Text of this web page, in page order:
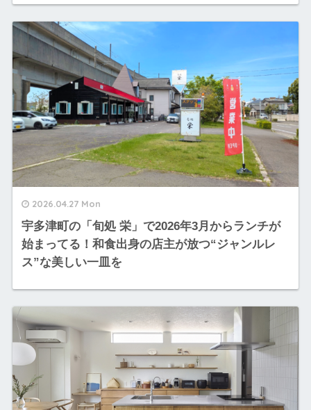
2026.04.27 Mon
宇多津町の「旬処 栄」で2026年3月からランチが
始まってる！和食出身の店主が放つ“ジャンルレ
ス”な美しい一皿を